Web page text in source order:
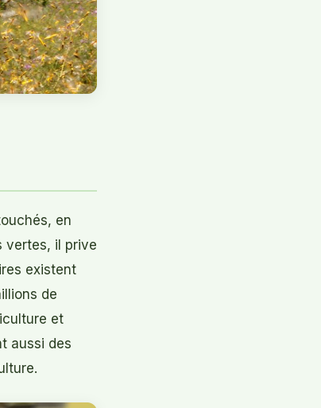
en
vertes, il prive
existent
de
et
aussi des